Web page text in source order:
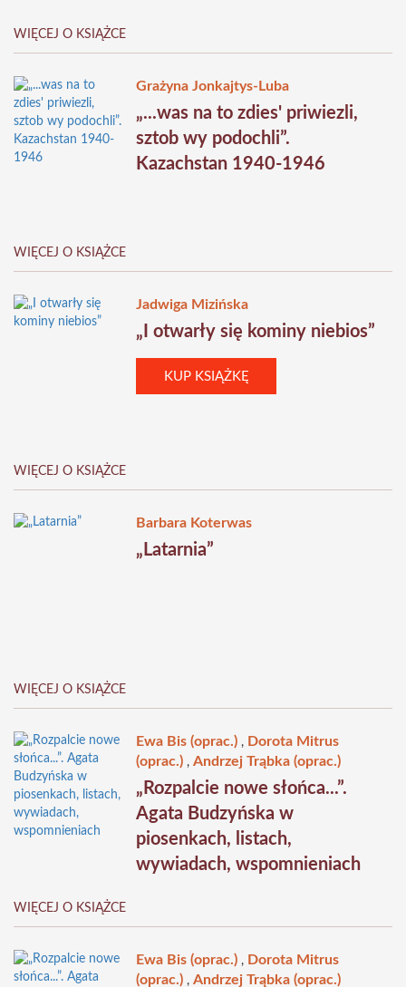
WIĘCEJ O KSIĄŻCE
Grażyna Jonkajtys-Luba
„...was na to zdies' priwiezli,
sztob wy podochli”.
Kazachstan 1940-1946
WIĘCEJ O KSIĄŻCE
Jadwiga Mizińska
„I otwarły się kominy niebios”
KUP KSIĄŻKĘ
WIĘCEJ O KSIĄŻCE
Barbara Koterwas
„Latarnia”
WIĘCEJ O KSIĄŻCE
Ewa Bis (oprac.) , Dorota Mitrus
(oprac.) , Andrzej Trąbka (oprac.)
„Rozpalcie nowe słońca...”.
Agata Budzyńska w
piosenkach, listach,
wywiadach, wspomnieniach
WIĘCEJ O KSIĄŻCE
Ewa Bis (oprac.) , Dorota Mitrus
(oprac.) , Andrzej Trąbka (oprac.)